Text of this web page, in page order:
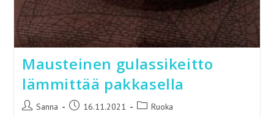
Mausteinen gulassikeitto
lämmittää pakkasella
Artikkelin
Sanna
Artikkeli16.11.2021
Artikkelin
Ruoka